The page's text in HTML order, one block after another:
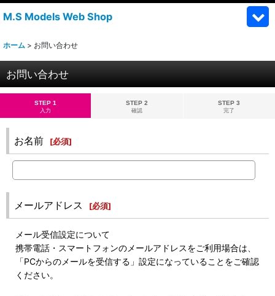
M.S Models Web Shop
ホーム > お問い合わせ
お問い合わせ
STEP 1
入力
STEP 2
確認
STEP 3
完了
お名前 [必須]
メールアドレス [必須]
メール受信設定について
携帯電話・スマートフォンのメールアドレスをご利用場合は、
「PCからのメールを受信する」設定になっていることをご確認
ください。